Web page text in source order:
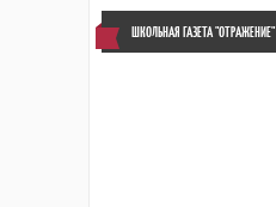
ШКОЛЬНАЯ ГАЗЕТА "ОТРАЖЕНИЕ"